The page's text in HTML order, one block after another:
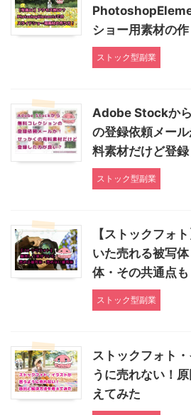
ショー用素材の作
ストック型副業
Adobe Stockか
の登録依頼メー
料素材だけど登
ストック型副業
【ストックフォ
いた売れる被写
体・その共通点も
ストック型副業
ストックフォト
うに売れない！
えてみた